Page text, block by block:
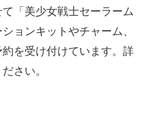
「美少女戦士セーラーム
ョンキットやチャーム、
を受け付けています。詳
さい。